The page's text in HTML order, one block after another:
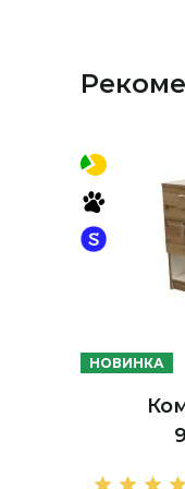
НОВИНКА